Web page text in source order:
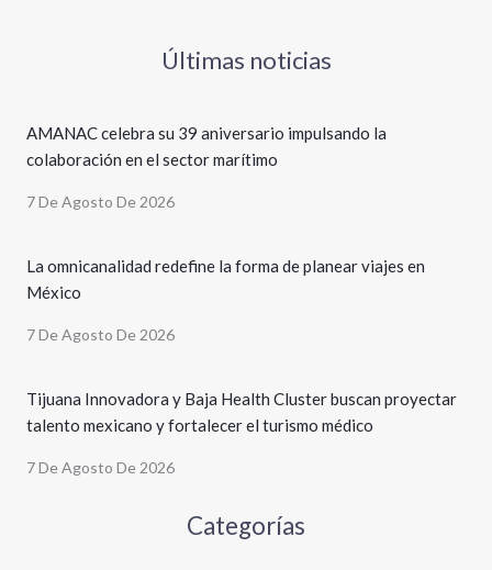
Últimas noticias
AMANAC celebra su 39 aniversario impulsando la
colaboración en el sector marítimo
7 De Agosto De 2026
La omnicanalidad redefine la forma de planear viajes en
México
7 De Agosto De 2026
Tijuana Innovadora y Baja Health Cluster buscan proyectar
talento mexicano y fortalecer el turismo médico
7 De Agosto De 2026
Categorías